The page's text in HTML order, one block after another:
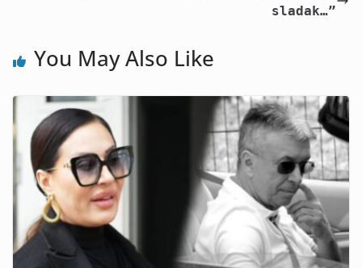
sladak…”
You May Also Like